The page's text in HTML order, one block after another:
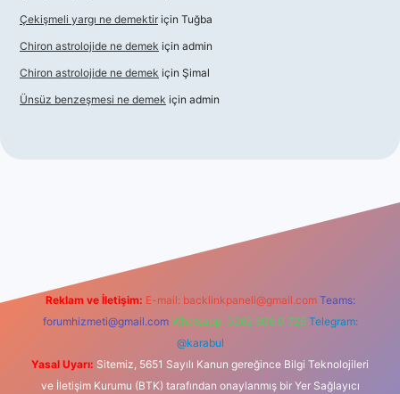
Çekişmeli yargı ne demektir için Tuğba
Chiron astrolojide ne demek için admin
Chiron astrolojide ne demek için Şimal
Ünsüz benzeşmesi ne demek için admin
Reklam ve İletişim: E-mail: backlinkpaneli@gmail.com Teams:
forumhizmeti@gmail.com Whatsapp: 0262 606 0 726 Telegram:
@karabul
Yasal Uyarı: Sitemiz, 5651 Sayılı Kanun gereğince Bilgi Teknolojileri
ve İletişim Kurumu (BTK) tarafından onaylanmış bir Yer Sağlayıcı